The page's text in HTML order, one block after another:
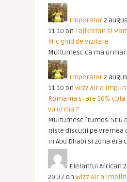
Imperator2
11:10 on Tajikistan si
Mic ghid de vizitare
Multumesc ca ma
Imperator2
11:10 on Wizz Air a
Romania si are 50% cota
va urma ?
Multumesc frumos. Stiu
niste discutii pe vremea
in Abu Dhabi si zona era
Elefantul African
20:37 on Wizz Air a